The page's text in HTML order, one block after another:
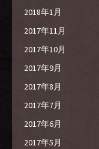
2018年1月
2017年11月
2017年10月
2017年9月
2017年8月
2017年7月
2017年6月
2017年5月